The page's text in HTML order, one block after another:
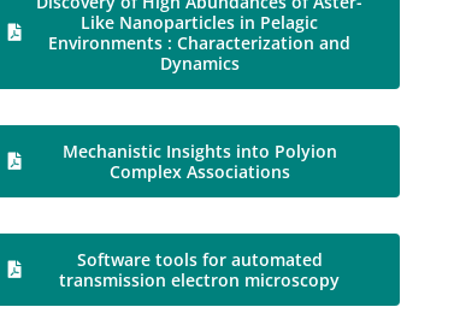
Like Nanoparticles in Pelagic
Environments : Characterization and
Dynamics
Mechanistic Insights into Polyion
Complex Associations
Software tools for automated
transmission electron microscopy